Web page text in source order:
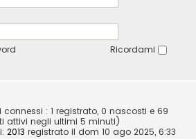
Ricordami
connessi : 1 registrato, 0 nascosti e 69
attivi negli ultimi 5 minuti)
2013 registrato il dom 10 ago 2025, 6:33